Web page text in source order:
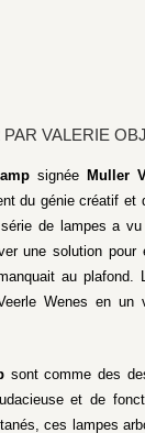
VALERIE
signée Muller
du génie créatif et
de lampes a
une solution pour
au plafond.
Wenes en un
sont comme des
et de
ces lampes